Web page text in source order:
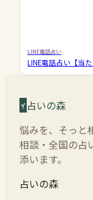
LINE電話占い
LINE電話占い【当
占いの森
悩みを、そっと
相談・全国の占
添います。
占いの森